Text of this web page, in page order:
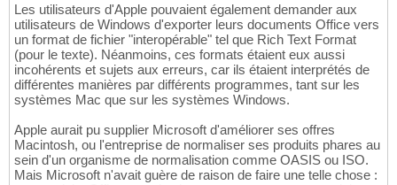
Les utilisateurs d'Apple pouvaient également demander aux
utilisateurs de Windows d'exporter leurs documents Office vers
un format de fichier "interopérable" tel que Rich Text Format
(pour le texte). Néanmoins, ces formats étaient eux aussi
incohérents et sujets aux erreurs, car ils étaient interprétés de
différentes manières par différents programmes, tant sur les
systèmes Mac que sur les systèmes Windows.
Apple aurait pu supplier Microsoft d'améliorer ses offres
Macintosh, ou l'entreprise de normaliser ses produits phares au
sein d'un organisme de normalisation comme OASIS ou ISO.
Mais Microsoft n'avait guère de raison de faire une telle chose :